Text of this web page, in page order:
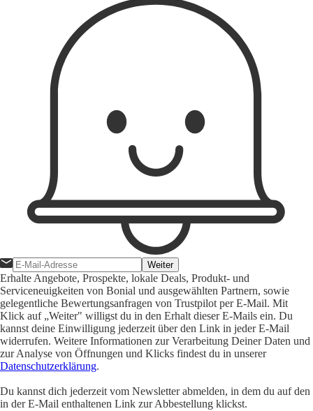
Weiter
Erhalte Angebote, Prospekte, lokale Deals, Produkt- und
Serviceneuigkeiten von Bonial und ausgewählten Partnern, sowie
gelegentliche Bewertungsanfragen von Trustpilot per E-Mail. Mit
Klick auf „Weiter" willigst du in den Erhalt dieser E-Mails ein. Du
kannst deine Einwilligung jederzeit über den Link in jeder E-Mail
widerrufen. Weitere Informationen zur Verarbeitung Deiner Daten und
zur Analyse von Öffnungen und Klicks findest du in unserer
Datenschutzerklärung.
Du kannst dich jederzeit vom Newsletter abmelden, in dem du auf den
in der E-Mail enthaltenen Link zur Abbestellung klickst.